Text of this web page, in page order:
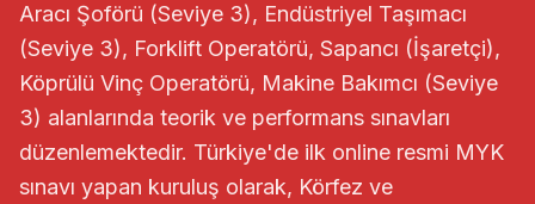
Aracı Şoförü (Seviye 3), Endüstriyel Taşımacı
(Seviye 3), Forklift Operatörü, Sapancı (İşaretçi),
Köprülü Vinç Operatörü, Makine Bakımcı (Seviye
3) alanlarında teorik ve performans sınavları
düzenlemektedir. Türkiye'de ilk online resmi MYK
sınavı yapan kuruluş olarak, Körfez ve